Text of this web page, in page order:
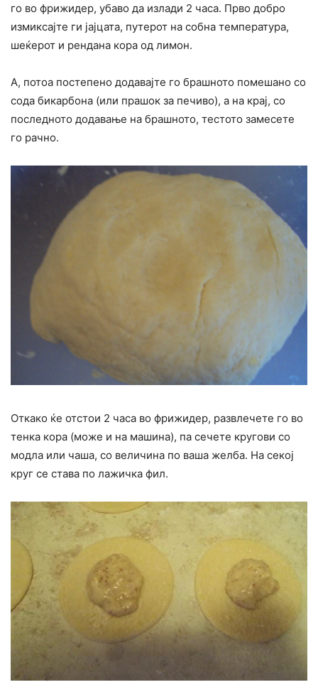
го во фрижидер, убаво да излади 2 часа. Прво добро
измиксајте ги јајцата, путерот на собна температура,
шеќерот и рендана кора од лимон.
А, потоа постепено додавајте го брашното помешано со
сода бикарбона (или прашок за печиво), а на крај, со
последното додавање на брашното, тестото замесете
го рачно.
Откако ќе отстои 2 часа во фрижидер, развлечете го во
тенка кора (може и на машина), па сечете кругови со
модла или чаша, со величина по ваша желба. На секој
круг се става по лажичка фил.